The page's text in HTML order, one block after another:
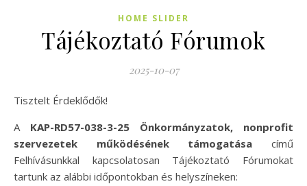
HOME SLIDER
Tájékoztató Fórumok
2025-10-07
Tisztelt Érdeklődők!
A KAP-RD57-038-3-25 Önkormányzatok, nonprofit
szervezetek működésének támogatása című
Felhívásunkkal kapcsolatosan Tájékoztató Fórumokat
tartunk az alábbi időpontokban és helyszíneken: